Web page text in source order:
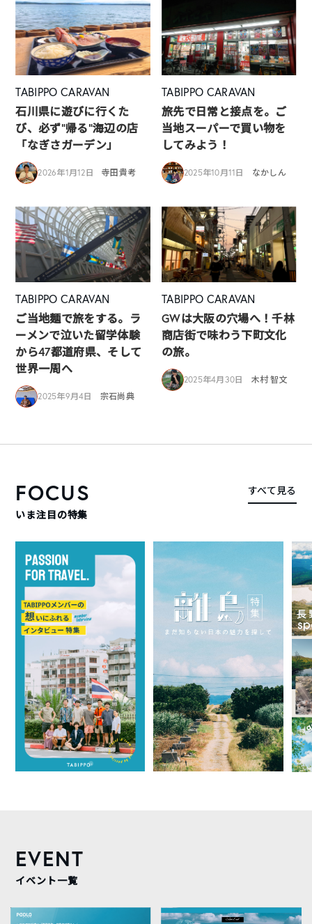
TABIPPO CARAVAN
石川県に遊びに行くた
び、必ず”帰る”海辺の店
「なぎさガーデン」
2026年1月12日 寺田貴考
TABIPPO CARAVAN
旅先で日常と接点を。ご
当地スーパーで買い物を
してみよう！
2025年10月11日 なかしん
TABIPPO CARAVAN
ご当地麺で旅をする。ラ
ーメンで泣いた留学体験
から47都道府県、そして
世界一周へ
2025年9月4日 宗石尚典
TABIPPO CARAVAN
GWは大阪の穴場へ！千林
商店街で味わう下町文化
の旅。
2025年4月30日 木村 智文
FOCUS
いま注目の特集
すべて見る
EVENT
イベント一覧